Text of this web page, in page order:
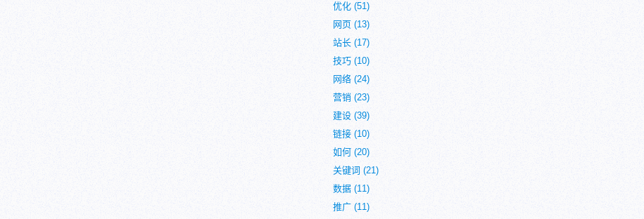
优化 (51)
网页 (13)
站长 (17)
技巧 (10)
网络 (24)
营销 (23)
建设 (39)
链接 (10)
如何 (20)
关键词 (21)
数据 (11)
推广 (11)